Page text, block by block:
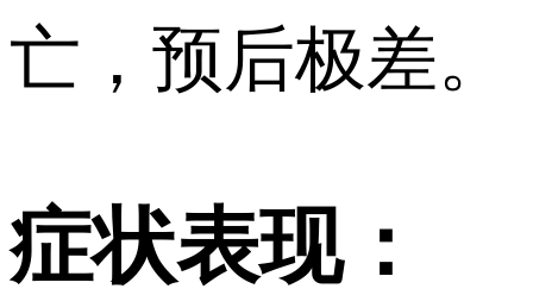
亡，预后极差。
症状表现：